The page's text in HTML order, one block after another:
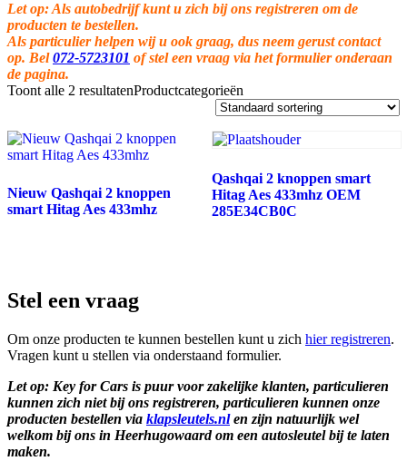
Let op: Als autobedrijf kunt u zich bij ons registreren om de
producten te bestellen.
Als particulier helpen wij u ook graag, dus neem gerust contact
op. Bel072-5723101 of stel een vraag via het formulier onderaan
de pagina.
Productcategorieën
Toont alle 2 resultaten
Nieuw Qashqai 2 knoppen
smart Hitag Aes 433mhz
Qashqai 2 knoppen smart
Hitag Aes 433mhz OEM
285E34CB0C
Stel een vraag
Om onze producten te kunnen bestellen kunt u zich hier registreren.
Vragen kunt u stellen via onderstaand formulier.
Let op: Key for Cars is puur voor zakelijke klanten, particulieren
kunnen zich niet bij ons registreren, particulieren kunnen onze
producten bestellen via klapsleutels.nlen zijn natuurlijk wel
welkom bij ons in Heerhugowaard om een autosleutel bij te laten
maken.